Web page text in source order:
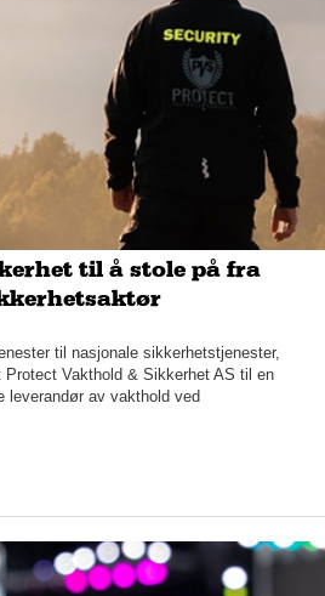
til å stole på fra
til nasjonale sikkerhetstjenester,
Vakthold & Sikkerhet AS til en
leverandør av vakthold ved